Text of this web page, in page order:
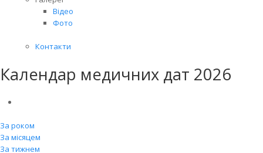
Відео
Фото
Контакти
Календар медичних дат 2026
За роком
За місяцем
За тижнем